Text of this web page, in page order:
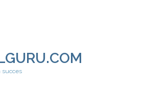
succes